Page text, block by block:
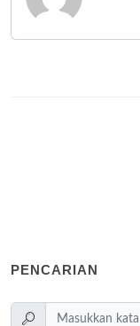
PENCARIAN